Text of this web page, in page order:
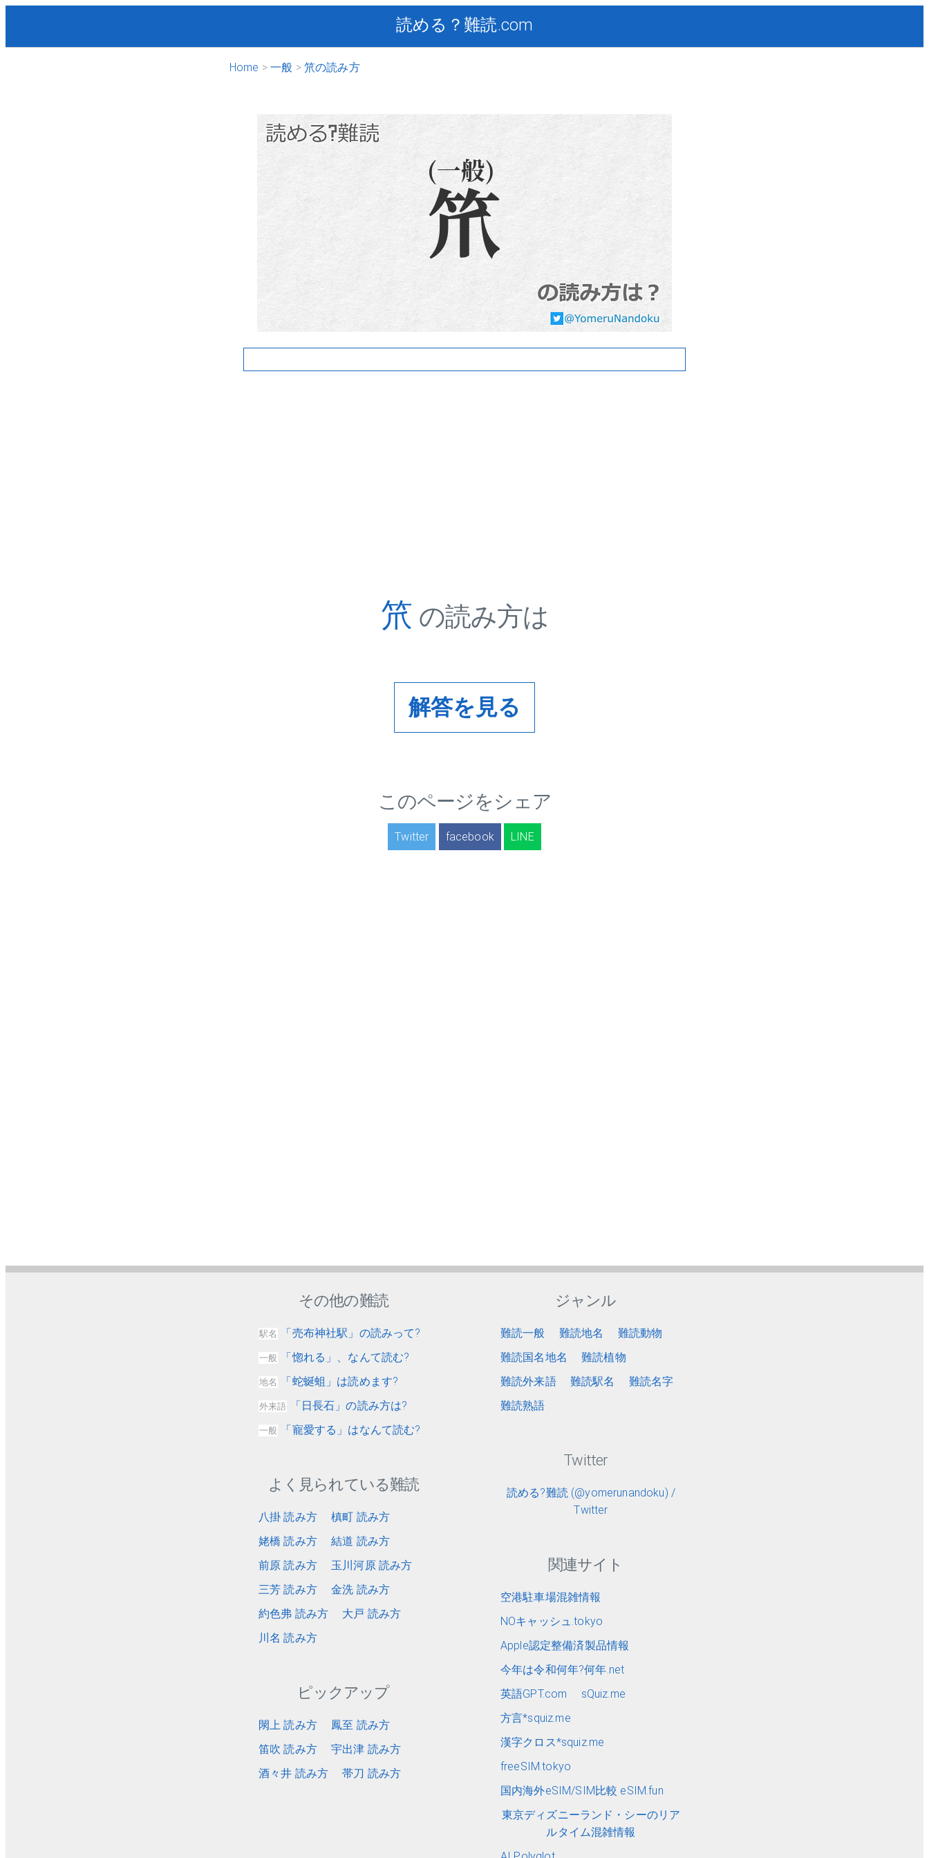
読める？難読.com
Home 一般 笊の読み方
笊 の読み方は
解答を見る
このページをシェア
Twitter facebook LINE
その他の難読
駅名 「売布神社駅」の読みって?
一般 「惚れる」、なんて読む?
地名 「蛇蜒蛆」は読めます?
外来語 「日長石」の読み方は?
一般 「寵愛する」はなんて読む?
よく見られている難読
八掛 読み方
槙町 読み方
姥橋 読み方
結道 読み方
前原 読み方
玉川河原 読み方
三芳 読み方
金洗 読み方
約色弗 読み方
大戸 読み方
川名 読み方
ピックアップ
閖上 読み方
鳳至 読み方
笛吹 読み方
宇出津 読み方
酒々井 読み方
帯刀 読み方
ジャンル
難読一般 難読地名
難読動物
難読国名地名
難読植物
難読外来語
難読駅名
難読名字
難読熟語
Twitter
読める?難読 (@yomerunandoku) /
Twitter
関連サイト
空港駐車場混雑情報
NOキャッシュ.tokyo
Apple認定整備済製品情報
今年は令和何年?何年.net
英語GPT.com
sQuiz.me
方言*squiz.me
漢字クロス*squiz.me
freeSIM.tokyo
国内海外eSIM/SIM比較 eSIM.fun
東京ディズニーランド・シーのリア
ルタイム混雑情報